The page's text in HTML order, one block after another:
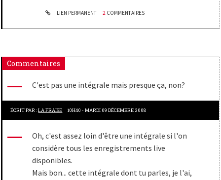
LIEN PERMANENT 2 COMMENTAIRES
Commentaires
C'est pas une intégrale mais presque ça, non?
ÉCRIT PAR :LA FRAISE 10H40 -MARDI 09 DÉCEMBRE 2008
Oh, c'est assez loin d'être une intégrale si l'on
considère tous les enregistrements live
disponibles.
Mais bon... cette intégrale dont tu parles, je l'ai,